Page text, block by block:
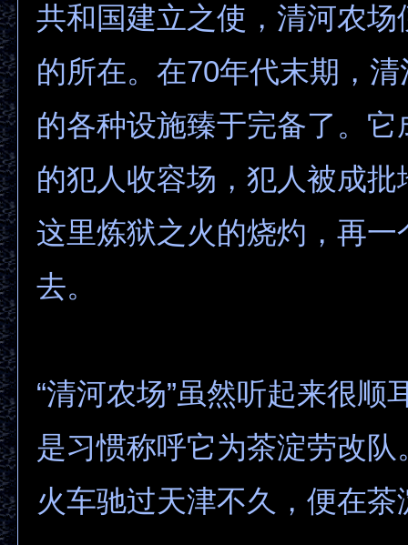
共和国建立之使，清河农场
的所在。在70年代末期，
的各种设施臻于完备了。它
的犯人收容场，犯人被成批
这里炼狱之火的烧灼，再一
去。
“清河农场”虽然听起来很顺
是习惯称呼它为茶淀劳改队
火车驰过天津不久，便在